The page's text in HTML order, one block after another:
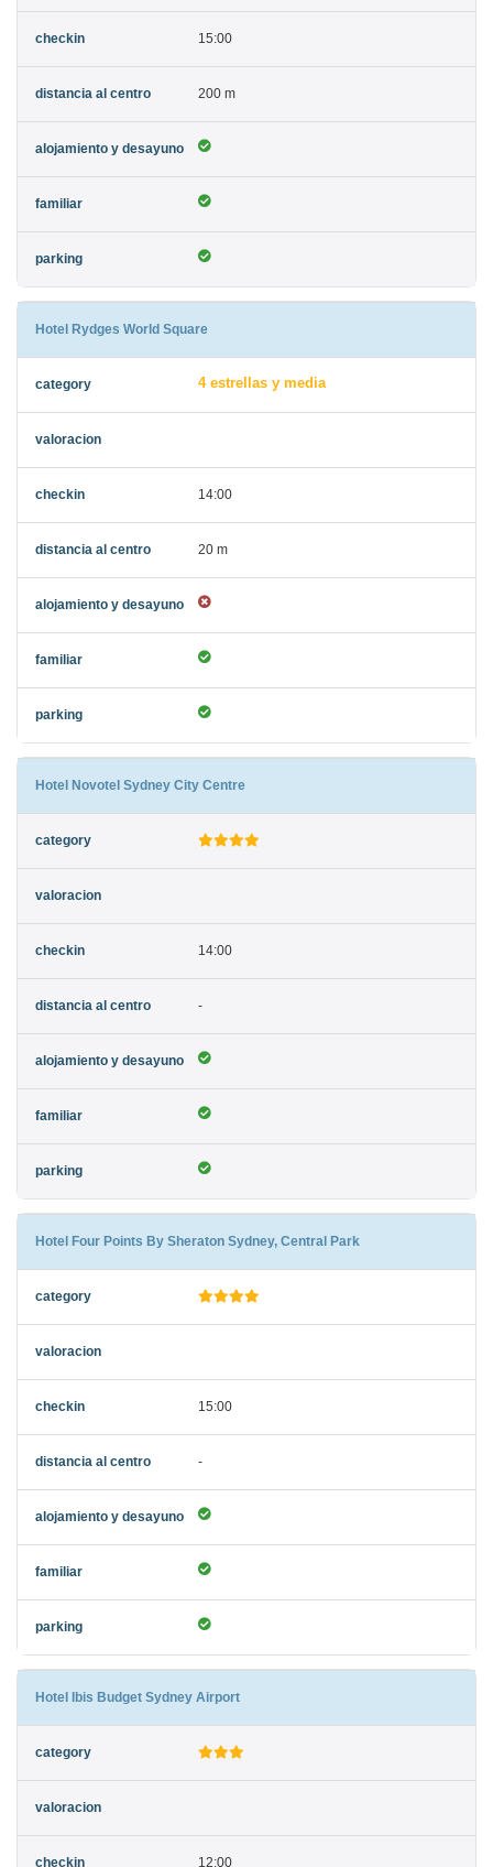
15:00
200 m
Hotel Rydges World Square
4 estrellas y media
14:00
20 m
Hotel Novotel Sydney City Centre
14:00
-
Hotel Four Points By Sheraton Sydney, Central Park
15:00
-
Hotel Ibis Budget Sydney Airport
12:00